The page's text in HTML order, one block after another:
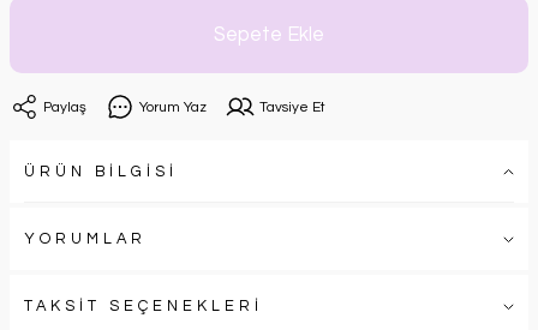
Sepete Ekle
Paylaş Yorum Yaz Tavsiye Et
ÜRÜN BİLGİSİ
YORUMLAR
TAKSİT SEÇENEKLERİ